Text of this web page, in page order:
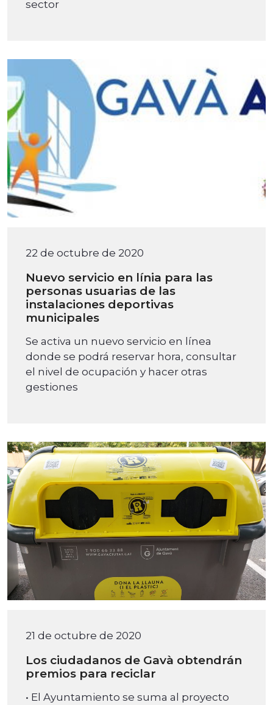
sector
22 de octubre de 2020
Nuevo servicio en línia para las
personas usuarias de las
instalaciones deportivas
municipales
Se activa un nuevo servicio en línea
donde se podrá reservar hora, consultar
el nivel de ocupación y hacer otras
gestiones
21 de octubre de 2020
Los ciudadanos de Gavà obtendrán
premios para reciclar
• El Ayuntamiento se suma al proyecto